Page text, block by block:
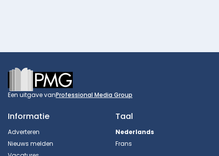
Footer
Een uitgave vanProfessional Media Group
Informatie
Adverteren
Nieuws melden
Taal
Nederlands
Frans